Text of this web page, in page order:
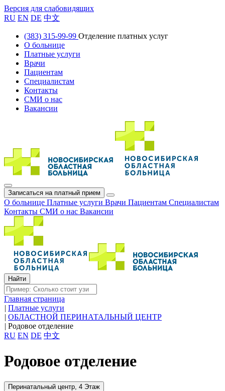
Версия для слабовидящих
RU EN DE 中文
(383) 315-99-99 Отделение платных услуг
О больнице
Платные услуги
Врачи
Пациентам
Специалистам
Контакты
СМИ о нас
Вакансии
Записаться на платный прием
О больнице Платные услуги Врачи Пациентам Специалистам
Контакты СМИ о нас Вакансии
Главная страница
| Платные услуги
| ОБЛАСТНОЙ ПЕРИНАТАЛЬНЫЙ ЦЕНТР
| Родовое отделение
RU EN DE 中文
Родовое отделение
Перинатальный центр, 4 Этаж